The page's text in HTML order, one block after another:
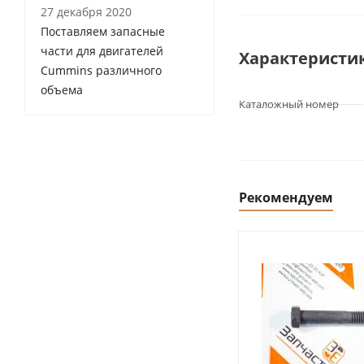
Каталожный номер
Рекомендуем
27 декабря 2020
Поставляем запасные
части для двигателей
Cummins различного
объема